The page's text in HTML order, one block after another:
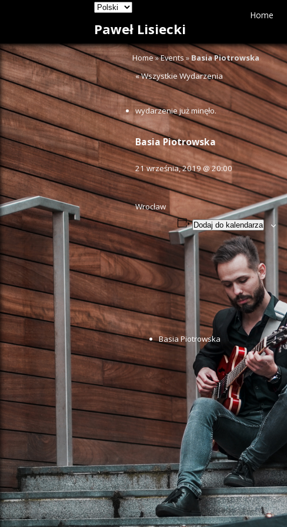
Home
Paweł Lisiecki
Home»Events» Basia Piotrowska
« Wszystkie Wydarzenia
wydarzenie już minęło.
Basia Piotrowska
21 września, 2019 @ 20:00
Wrocław
Dodaj do kalendarza
Basia Piotrowska